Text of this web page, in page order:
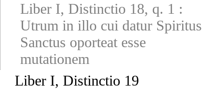
Liber I, Distinctio 18, q. 1 :
Utrum in illo cui datur Spiritus
Sanctus oporteat esse
mutationem
Liber I, Distinctio 19